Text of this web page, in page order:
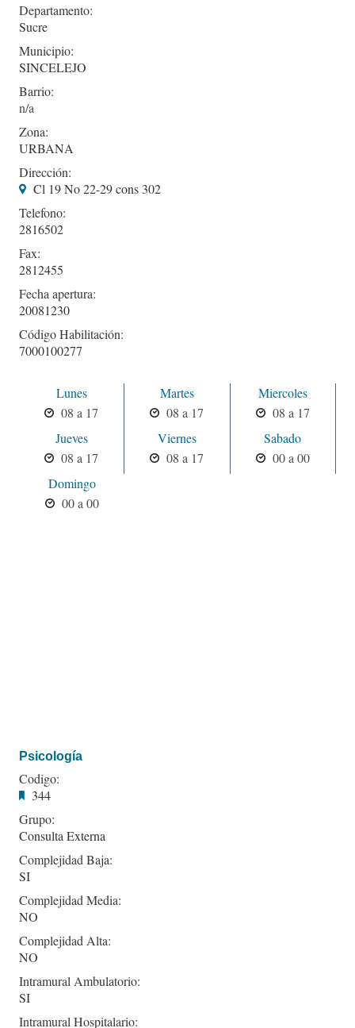
Departamento:
Sucre
Municipio:
SINCELEJO
Barrio:
Zona:
URBANA
Dirección:
Cl 19 No 22-29 cons 302
Telefono:
2816502
Fax:
2812455
Fecha apertura:
20081230
Código Habilitación:
7000100277
Lunes
08 a 17
Martes
08 a 17
Miercoles
08 a 17
Jueves
08 a 17
Viernes
08 a 17
Sabado
00 a 00
Domingo
00 a 00
Psicología
Codigo:
344
Grupo:
Consulta Externa
Complejidad Baja:
SI
Complejidad Media:
NO
Complejidad Alta:
NO
Intramural Ambulatorio:
SI
Intramural Hospitalario: